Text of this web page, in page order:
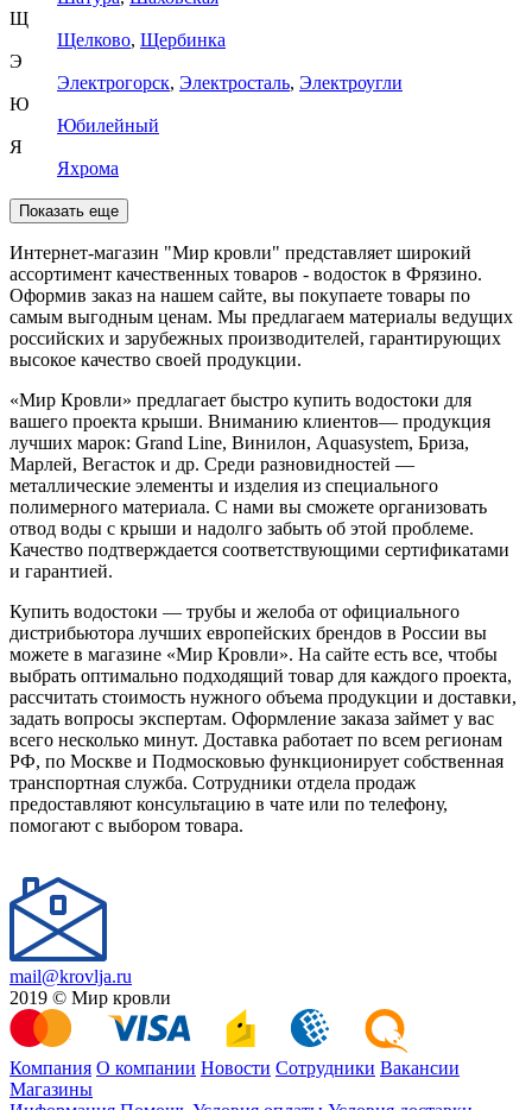
Щ
Щелково, Щербинка
Э
Электрогорск, Электросталь, Электроугли
Ю
Юбилейный
Я
Яхрома
Показать еще
Интернет-магазин "Мир кровли" представляет широкий
ассортимент качественных товаров - водосток в Фрязино.
Оформив заказ на нашем сайте, вы покупаете товары по
самым выгодным ценам. Мы предлагаем материалы ведущих
российских и зарубежных производителей, гарантирующих
высокое качество своей продукции.
«Мир Кровли» предлагает быстро купить водостоки для
вашего проекта крыши. Вниманию клиентов— продукция
лучших марок: Grand Line, Винилон, Aquasystem, Бриза,
Марлей, Вегасток и др. Среди разновидностей —
металлические элементы и изделия из специального
полимерного материала. С нами вы сможете организовать
отвод воды с крыши и надолго забыть об этой проблеме.
Качество подтверждается соответствующими сертификатами
и гарантией.
Купить водостоки — трубы и желоба от официального
дистрибьютора лучших европейских брендов в России вы
можете в магазине «Мир Кровли». На сайте есть все, чтобы
выбрать оптимально подходящий товар для каждого проекта,
рассчитать стоимость нужного объема продукции и доставки,
задать вопросы экспертам. Оформление заказа займет у вас
всего несколько минут. Доставка работает по всем регионам
РФ, по Москве и Подмосковью функционирует собственная
транспортная служба. Сотрудники отдела продаж
предоставляют консультацию в чате или по телефону,
помогают с выбором товара.
mail@krovlja.ru
2019 © Мир кровли
Компания О компании Новости Сотрудники Вакансии
Магазины